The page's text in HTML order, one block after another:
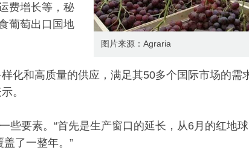
图片来源：Agraria
费增长等，秘
葡萄出口国地
化和高质量的供应，满足其50多个国际市场的需
。
些要素。“首先是生产窗口的延长，从6月的红地
了一整年。”